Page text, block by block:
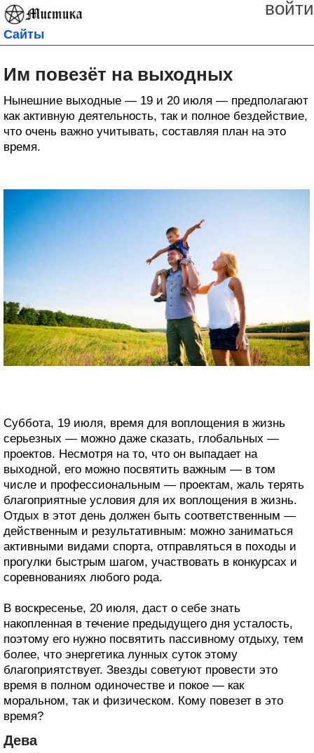
войти
Сайты
Им повезёт на выходных
Нынешние выходные — 19 и 20 июля — предполагают
как активную деятельность, так и полное бездействие,
что очень важно учитывать, составляя план на это
время.
Суббота, 19 июля, время для воплощения в жизнь
серьезных — можно даже сказать, глобальных —
проектов. Несмотря на то, что он выпадает на
выходной, его можно посвятить важным — в том
числе и профессиональным — проектам, жаль терять
благоприятные условия для их воплощения в жизнь.
Отдых в этот день должен быть соответственным —
действенным и результативным: можно заниматься
активными видами спорта, отправляться в походы и
прогулки быстрым шагом, участвовать в конкурсах и
соревнованиях любого рода.
В воскресенье, 20 июля, даст о себе знать
накопленная в течение предыдущего дня усталость,
поэтому его нужно посвятить пассивному отдыху, тем
более, что энергетика лунных суток этому
благоприятствует. Звезды советуют провести это
время в полном одиночестве и покое — как
моральном, так и физическом. Кому повезет в это
время?
Дева